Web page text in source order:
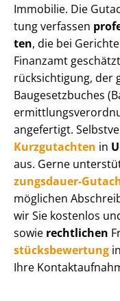
Immobilie. Die
tung verfassen
ten, die bei
Finanzamt
rück­sich­ti­gung, der
Baugesetzbuches
angefertigt.
Kurzgutachten in
aus. Gerne
zungs­dau­er-
möglichen
wir Sie kostenlos
sowie rechtlichen
stücks­be­wer­tung in
Ihre